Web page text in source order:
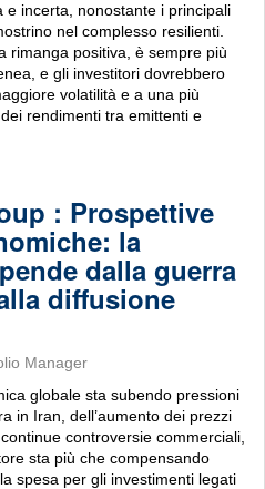
e incerta, nonostante i principali
nel complesso resilienti.
rimanga positiva, è sempre più
e gli investitori dovrebbero
volatilità e a una più
rendimenti tra emittenti e
: Prospettive
la
dalla guerra
diffusione
Manager
globale sta subendo pressioni
in Iran, dell’aumento dei prezzi
controversie commerciali,
sta più che compensando
spesa per gli investimenti legati